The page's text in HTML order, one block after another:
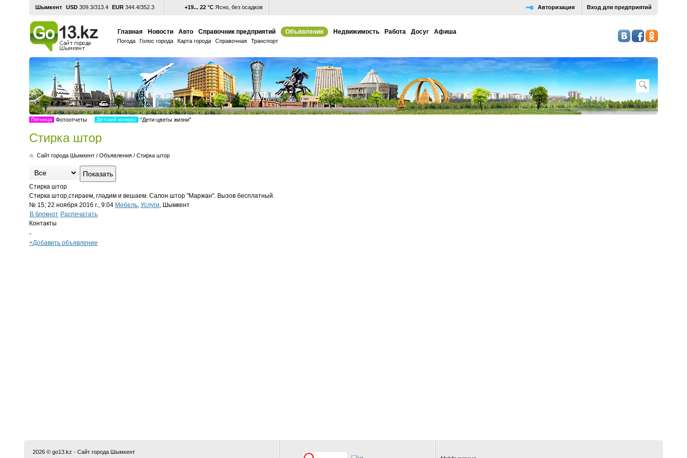
Шымкент USD 309.3/313.4 EUR 344.4/352.3 +19... 22 °С Ясно, без осадков Вход для предприятий
Авторизация
Главная Новости Авто Справочник предприятий Объявления Недвижимость Работа Досуг Афиша
Погода Голос города Карта города Справочная Транспорт
Пятница Фотоотчеты Детский конкурс "Дети-цветы жизни"
Стирка штор
Cайт города Шымкент / Объявления / Стирка штор
Стирка штор
Стирка штор,стираем, гладим и вешаем. Салон штор "Маржан". Вызов бесплатный.
№ 15; 22 ноября 2016 г., 9:04 Мебель, Услуги, Шымкент
В блокнот Распечатать
Контакты
-
+Добавить объявление
2026 © go13.kz - Сайт города Шымкент